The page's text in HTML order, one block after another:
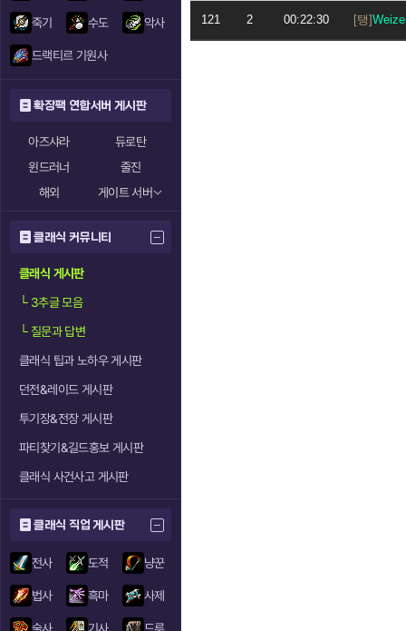
죽기 수도 악사
드랙티르 기원사
확장팩 연합서버 게시판
아즈샤라
듀로탄
윈드러너
줄진
해외
게이트 서버
클래식 커뮤니티
클래식 게시판
└3추글 모음
└질문과 답변
클래식 팁과 노하우 게시판
던전&레이드 게시판
투기장&전장 게시판
파티찾기&길드홍보 게시판
클래식 사건사고 게시판
클래식 직업 게시판
전사 도적 냥꾼
법사 흑마 사제
121 2 00:22:30